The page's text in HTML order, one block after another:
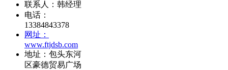
联系人：韩经理
电话：
13384843378
网址：
www.ftjdsb.com
地址：包头东河
区豪德贸易广场